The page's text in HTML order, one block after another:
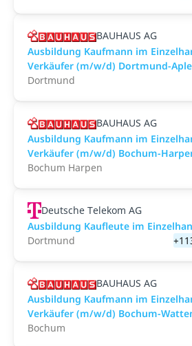
BAUHAUS AG
Ausbildung Kaufmann im
Verkäufer (m/w/d) Dortmund-
Dortmund
BAUHAUS AG
Ausbildung Kaufmann im
Verkäufer (m/w/d) Bochum-
Bochum Harpen
Deutsche Telekom AG
Ausbildung Kaufleute im
Dortmund
BAUHAUS AG
Ausbildung Kaufmann im
Verkäufer (m/w/d) Bochum-
Bochum